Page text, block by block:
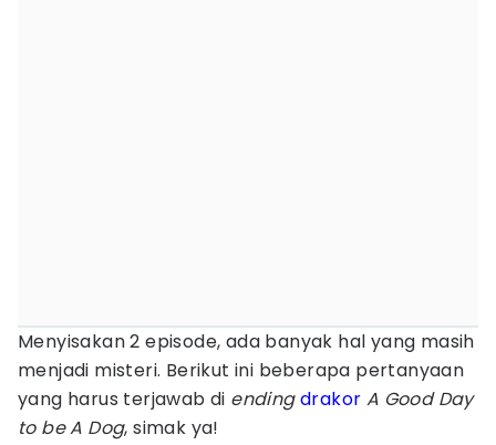
Menyisakan 2 episode, ada banyak hal yang masih
menjadi misteri. Berikut ini beberapa pertanyaan
yang harus terjawab di endingdrakor A Good Day
to be A Dog, simak ya!